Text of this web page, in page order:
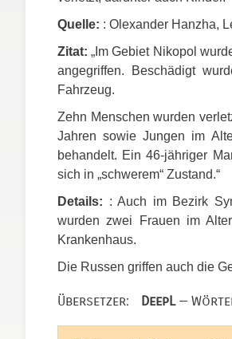
Quelle: : Olexander Hanzha,
Zitat: „Im Gebiet Nikopol
angegriffen. Beschädigt
Fahrzeug.
Zehn Menschen wurden
Jahren sowie Jungen im
behandelt. Ein 46-jähriger
sich in „schwerem“ Zustand.“
Details: : Auch im Bezirk
wurden zwei Frauen im
Krankenhaus.
Die Russen griffen auch die
Übersetzer: DeepL—